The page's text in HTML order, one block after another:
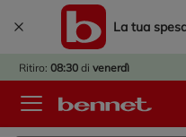
La tua
Ritiro: 08:30 di venerdì
Logo Bennet